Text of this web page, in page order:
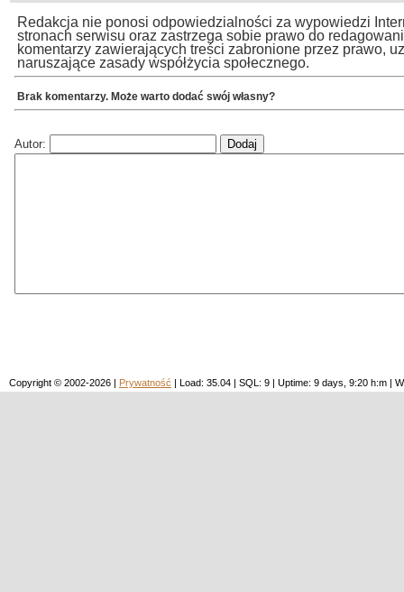
Redakcja nie ponosi odpowiedzialności za wypowiedzi
stronach serwisu oraz zastrzega sobie prawo do
komentarzy zawierających treści zabronione przez prawo,
naruszające zasady współżycia społecznego.
Brak komentarzy. Może warto dodać swój własny?
Autor:
Copyright © 2002-2026 | Prywatność | Load: 35.04 | SQL: 9 | Uptime: 9 days, 9:20 h:m |